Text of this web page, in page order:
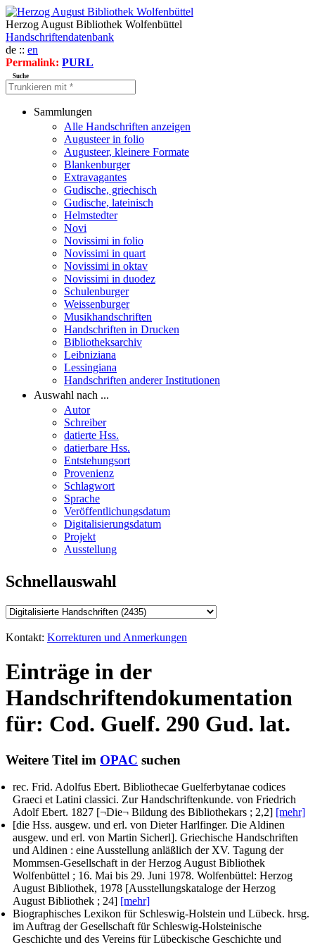
Herzog August Bibliothek Wolfenbüttel
Handschriftendatenbank
de :: en
Permalink: PURL
Suche
Sammlungen
Alle Handschriften anzeigen
Augusteer in folio
Augusteer, kleinere Formate
Blankenburger
Extravagantes
Gudische, griechisch
Gudische, lateinisch
Helmstedter
Novi
Novissimi in folio
Novissimi in quart
Novissimi in oktav
Novissimi in duodez
Schulenburger
Weissenburger
Musikhandschriften
Handschriften in Drucken
Bibliotheksarchiv
Leibniziana
Lessingiana
Handschriften anderer Institutionen
Auswahl nach ...
Autor
Schreiber
datierte Hss.
datierbare Hss.
Entstehungsort
Provenienz
Schlagwort
Sprache
Veröffentlichungsdatum
Digitalisierungsdatum
Projekt
Ausstellung
Schnellauswahl
Kontakt: Korrekturen und Anmerkungen
Einträge in der
Handschriftendokumentation
für: Cod. Guelf. 290 Gud. lat.
Weitere Titel im OPAC suchen
rec. Frid. Adolfus Ebert. Bibliothecae Guelferbytanae codices
Graeci et Latini classici. Zur Handschriftenkunde. von Friedrich
Adolf Ebert. 1827 [¬Die¬ Bildung des Bibliothekars ; 2,2] [mehr]
[die Hss. ausgew. und erl. von Dieter Harlfinger. Die Aldinen
ausgew. und erl. von Martin Sicherl]. Griechische Handschriften
und Aldinen : eine Ausstellung anläßlich der XV. Tagung der
Mommsen-Gesellschaft in der Herzog August Bibliothek
Wolfenbüttel ; 16. Mai bis 29. Juni 1978. Wolfenbüttel: Herzog
August Bibliothek, 1978 [Ausstellungskataloge der Herzog
August Bibliothek ; 24] [mehr]
Biographisches Lexikon für Schleswig-Holstein und Lübeck. hrsg.
im Auftrag der Gesellschaft für Schleswig-Holsteinische
Geschichte und des Vereins für Lübeckische Geschichte und